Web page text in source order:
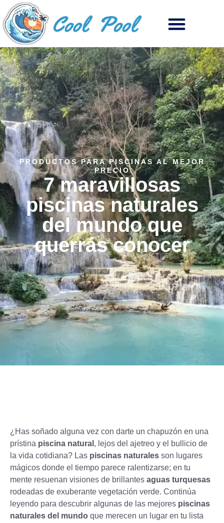
PRODUCTOS PARA PISCINAS AL MEJOR
PRECIO
7 maravillosas
piscinas naturales
del mundo que
querrás conocer
¿Has soñado alguna vez con darte un chapuzón en una
prístina piscina natural , lejos del ajetreo y el bullicio de
la vida cotidiana? Las piscinas naturales son lugares
mágicos donde el tiempo parece ralentizarse; en tu
mente resuenan visiones de brillantes aguas turquesas
rodeadas de exuberante vegetación verde. Continúa
leyendo para descubrir algunas de las mejores piscinas
naturales del mundo que merecen un lugar en tu lista